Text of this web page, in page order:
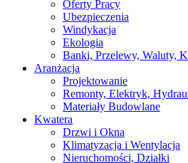
Oferty Pracy
Ubezpieczenia
Windykacja
Ekologia
Banki, Przelewy, Waluty,
Aranżacja
Projektowanie
Remonty, Elektryk,
Materiały Budowlane
Kwatera
Drzwi i Okna
Klimatyzacja i Wentylacja
Nieruchomości, Działki